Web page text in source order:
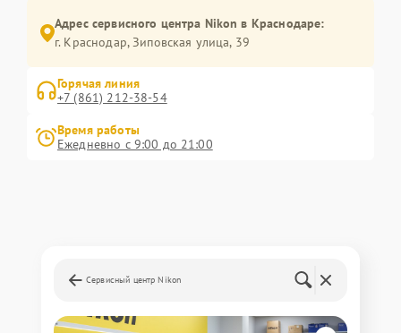
Адрес сервисного центра Nikon в Краснодаре:
г. Краснодар, Зиповская улица, 39
Горячая линия
+7 (861) 212-38-54
Время работы
Ежедневно с 9:00 до 21:00
Сервисный центр Nikon